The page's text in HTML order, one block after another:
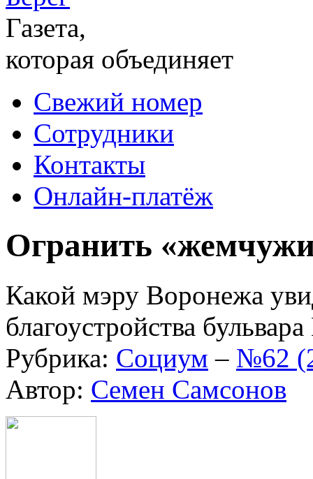
Газета,
которая объединяет
Свежий номер
Сотрудники
Контакты
Онлайн-платёж
Огранить
Какой мэру Воронежа
благоустройства
Рубрика: Социум – №62
Автор: Семен Самсонов